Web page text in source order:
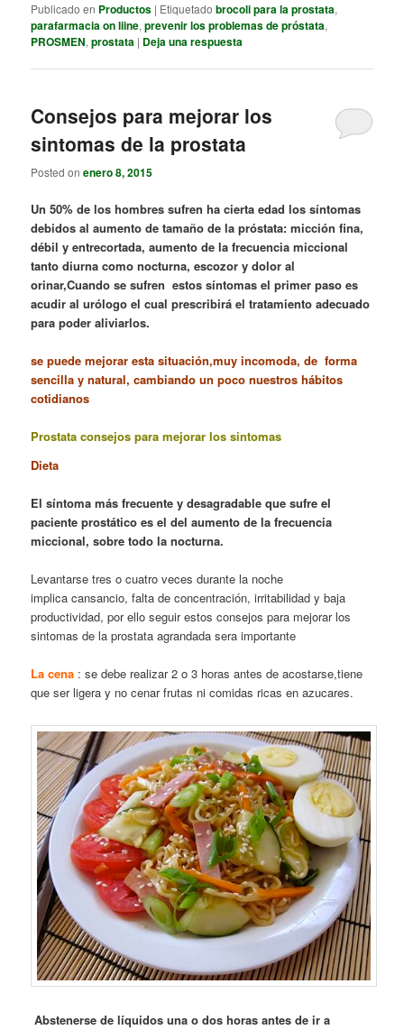
Publicado en Productos | Etiquetado brocoli para la prostata,
parafarmacia on liine,prevenir los problemas de próstata,
PROSMEN,prostata | Deja una respuesta
Consejos para mejorar los
sintomas de la prostata
Posted onenero 8, 2015
Un 50% de los hombres sufren ha cierta edad los síntomas
debidos al aumento de tamaño de la próstata: micción fina,
débil y entrecortada, aumento de la frecuencia miccional
tanto diurna como nocturna, escozor y dolor al
orinar,Cuando se sufren estos síntomas el primer paso es
acudir al urólogo el cual prescribirá el tratamiento adecuado
para poder aliviarlos.
se puede mejorar esta situación,muy incomoda, de forma
sencilla y natural, cambiando un poco nuestros hábitos
cotidianos
Prostata consejos para mejorar los sintomas
Dieta
El síntoma más frecuente y desagradable que sufre el
paciente prostático es el del aumento de la frecuencia
miccional, sobre todo la nocturna.
Levantarse tres o cuatro veces durante la noche
implica cansancio, falta de concentración, irritabilidad y baja
productividad, por ello seguir estos consejos para mejorar los
sintomas de la prostata agrandada sera importante
La cena : se debe realizar 2 o 3 horas antes de acostarse,tiene
que ser ligera y no cenar frutas ni comidas ricas en azucares.
Abstenerse de líquidos una o dos horas antes de ir a